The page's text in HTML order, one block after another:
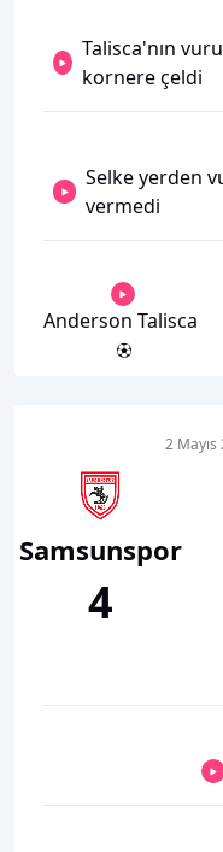
Talisca'nın
kornere çeldi
Selke yerden
vermedi
Anderson Talisca
Samsunspor
4
2